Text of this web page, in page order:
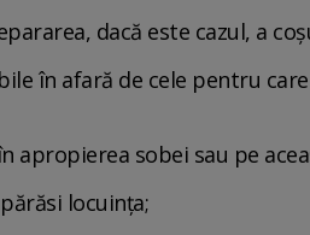
dacă este cazul, a
în afară de cele pentru
apropierea sobei sau pe
locuinţa;